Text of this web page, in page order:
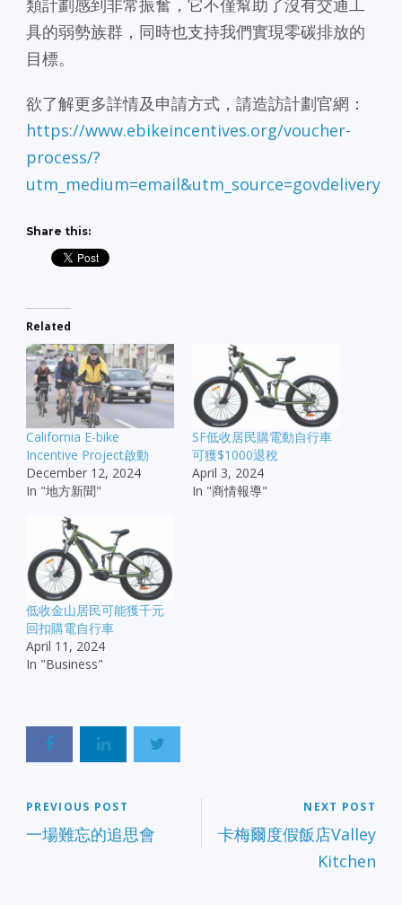
類計劃感到非常振奮，它不僅幫助了沒有交通工
具的弱勢族群，同時也支持我們實現零碳排放的
目標。
欲了解更多詳情及申請方式，請造訪計劃官網：
https://www.ebikeincentives.org/voucher-
process/?
utm_medium=email&utm_source=govdelivery
Share this:
Related
California E-bike
Incentive Project啟動
December 12, 2024
In "地方新聞"
SF低收居民購電動自行車
可獲$1000退稅
April 3, 2024
In "商情報導"
低收金山居民可能獲千元
回扣購電自行車
April 11, 2024
In "Business"
PREVIOUS POST
一場難忘的追思會
NEXT POST
卡梅爾度假飯店Valley
Kitchen